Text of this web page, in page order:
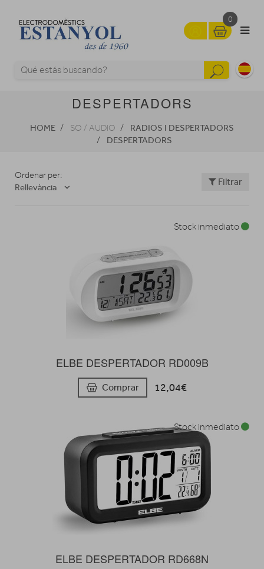
0
DESPERTADORS
HOME SO / AUDIO
RADIOS I DESPERTADORS
DESPERTADORS
Ordenar per:
Rellevància
Filtrar
ELBE DESPERTADOR RD009B
Comprar 12,04€
Stock inmediato
ELBE DESPERTADOR RD668N
Stock inmediato